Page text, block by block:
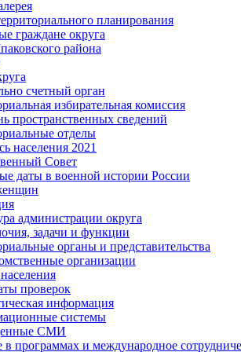
планирования
граждане округа
района
счетный орган
избирательная комиссия
пространственных сведений
отделы
населения 2021
Совет
даты в военной истории России
администрации округа
задачи и функции
органы и представительства
организации
проверок
информация
системы
СМИ
в программах и международное